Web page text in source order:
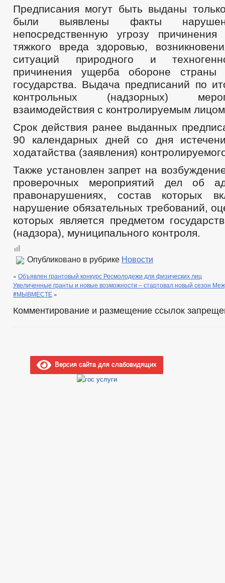
Предписания могут быть выданы
были выявлены факты
непосредственную угрозу
тяжкого вреда здоровью,
ситуаций природного и
причинения ущерба обороне страны
государства. Выдача предписаний по
контрольных (надзорных)
взаимодействия с контролируемым
Срок действия ранее выданных
90 календарных дней со дня
ходатайства (заявления)
Также установлен запрет на
проверочных мероприятий дел об
правонарушениях, состав которых
нарушение обязательных требований,
которых является предметом
(надзора), муниципального контроля.
Опубликовано в рубрике Новости
« Объявлен грантовый конкурс Росмолодежи для физических лиц
Увеличенные гранты и новые возможности – стартовал новый сезон
#МЫВМЕСТЕ »
Комментирование и размещение ссылок
Версия сайта для слабовидящих